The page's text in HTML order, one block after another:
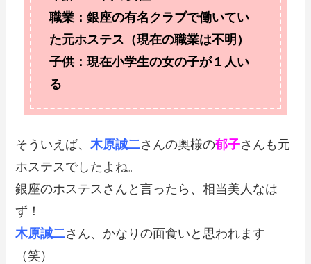
職業：銀座の有名クラブで働いてい
た元ホステス（現在の職業は不明）
子供：現在小学生の女の子が１人い
る
そういえば、木原誠二さんの奥様の郁子さんも元
ホステスでしたよね。
銀座のホステスさんと言ったら、相当美人なは
ず！
木原誠二さん、かなりの面食いと思われます
（笑）